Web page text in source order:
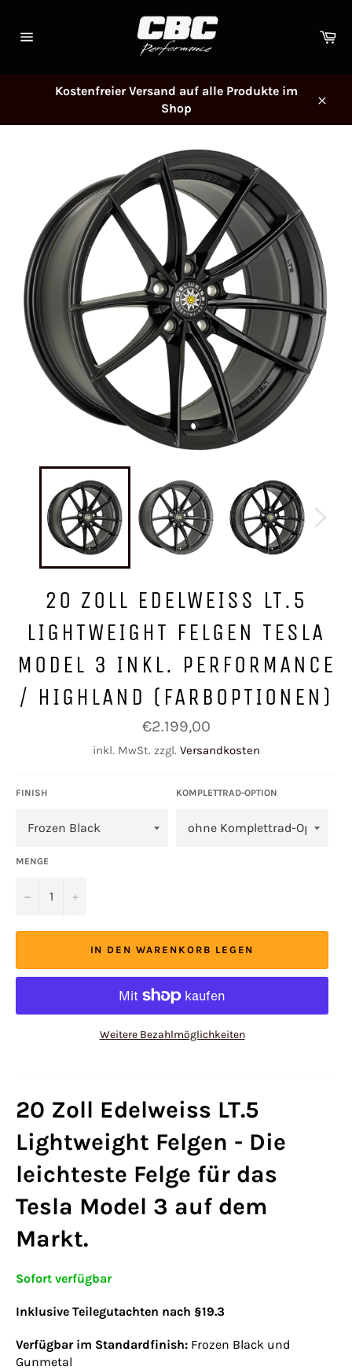
Inhalt
Kostenfreier Versand auf alle Produkte im
Shop
20 ZOLL EDELWEISS LT.5
LIGHTWEIGHT FELGEN TESLA
MODEL 3 INKL. PERFORMANCE
/ HIGHLAND (FARBOPTIONEN)
Normaler
Preis
€2.199,00
inkl. MwSt. zzgl. Versandkosten
FINISH KOMPLETTRAD-OPTION
MENGE
− +
IN DEN WARENKORB LEGEN
Weitere Bezahlmöglichkeiten
20 Zoll Edelweiss LT.5
Lightweight Felgen - Die
leichteste Felge für das
Tesla Model 3 auf dem
Markt.
Sofort verfügbar
Inklusive Teilegutachten nach §19.3
Verfügbar im Standardfinish: Frozen Black und
Gunmetal